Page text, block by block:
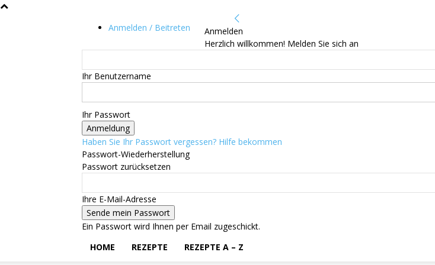
Anmelden / Beitreten
Anmelden
Herzlich willkommen! Melden Sie sich an
Ihr Benutzername
Ihr Passwort
Haben Sie Ihr Passwort vergessen? Hilfe bekommen
Passwort-Wiederherstellung
Passwort zurücksetzen
Ihre E-Mail-Adresse
Ein Passwort wird Ihnen per Email zugeschickt.
HOME
REZEPTE REZEPTE A – Z